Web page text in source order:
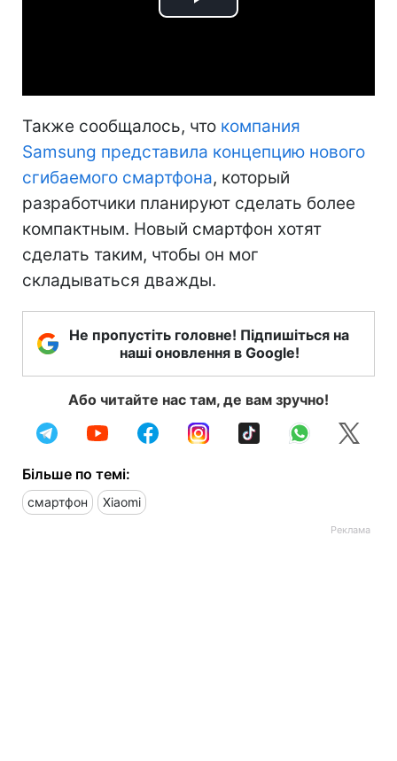
Play
Также сообщалось, что компания
Samsung представила концепцию нового
сгибаемого смартфона, который
разработчики планируют сделать более
компактным. Новый смартфон хотят
сделать таким, чтобы он мог
складываться дважды.
Не пропустіть головне! Підпишіться на
наші оновлення в Google!
Або читайте нас там, де вам зручно!
Більше по темі:
смартфон Xiaomi